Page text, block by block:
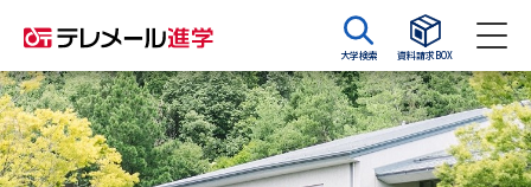
大学検索 資料請求BOX
資料請求 資料検索